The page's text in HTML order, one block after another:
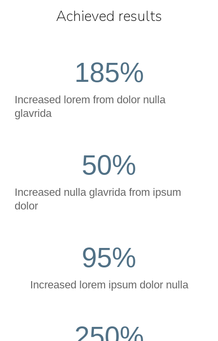
Achieved results
Increased lorem from dolor nulla
glavrida
185%
Increased nulla glavrida from ipsum
dolor
50%
Increased lorem ipsum dolor nulla
95%